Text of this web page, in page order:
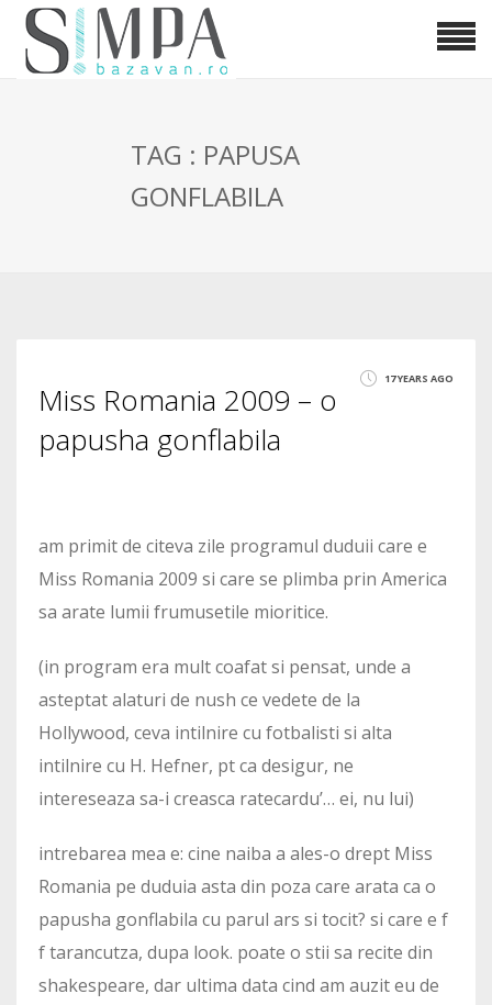
TAG : PAPUSA
GONFLABILA
17 YEARS AGO
Miss Romania 2009 – o
papusha gonflabila
am primit de citeva zile programul duduii care e
Miss Romania 2009 si care se plimba prin America
sa arate lumii frumusetile mioritice.
(in program era mult coafat si pensat, unde a
asteptat alaturi de nush ce vedete de la
Hollywood, ceva intilnire cu fotbalisti si alta
intilnire cu H. Hefner, pt ca desigur, ne
intereseaza sa-i creasca ratecardu’… ei, nu lui)
intrebarea mea e: cine naiba a ales-o drept Miss
Romania pe duduia asta din poza care arata ca o
papusha gonflabila cu parul ars si tocit? si care e f
f tarancutza, dupa look. poate o stii sa recite din
shakespeare, dar ultima data cind am auzit eu de